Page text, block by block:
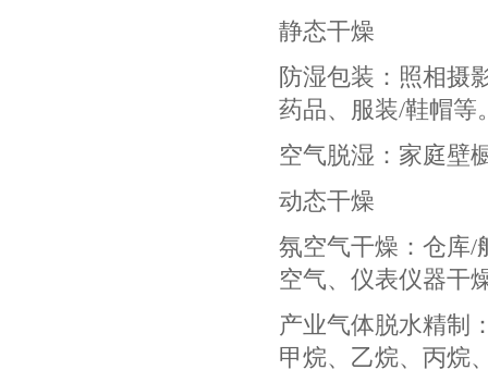
静态干燥
防湿包装：照相摄
药品、服装/鞋帽等
空气脱湿：家庭壁
动态干燥
氛空气干燥：仓库/
空气、仪表仪器干
产业气体脱水精制
甲烷、乙烷、丙烷